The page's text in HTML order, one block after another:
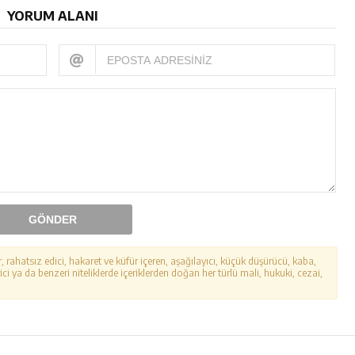
YORUM ALANI
GÖNDER
rahatsız edici, hakaret ve küfür içeren, aşağılayıcı, küçük düşürücü, kaba,
ya da benzeri niteliklerde içeriklerden doğan her türlü mali, hukuki, cezai,